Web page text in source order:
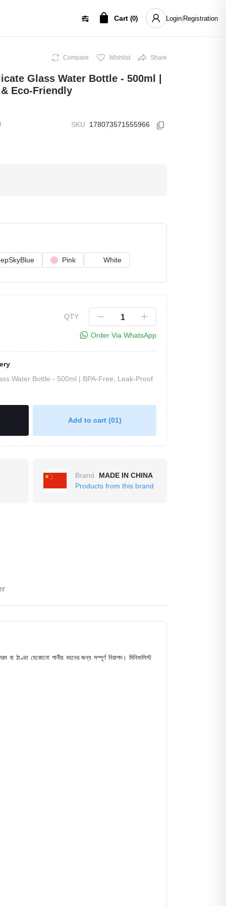
Cart (0) Login|Registration
Click to Enlarge
Compare Wishlist Share
Glass Water Bottle - 500ml |
Eco-Friendly
SKU 178073571555966
Pink White
QTY
Order Via WhatsApp
Water Bottle - 500ml | BPA-Free, Leak-Proof
Add to cart (01)
Brand
MADE IN CHINA
Products from this brand
ঠাণ্ডা যেকোনো পানীয় বহনের জন্য সম্পূর্ণ নিরাপদ। মিনিমালিস্ট